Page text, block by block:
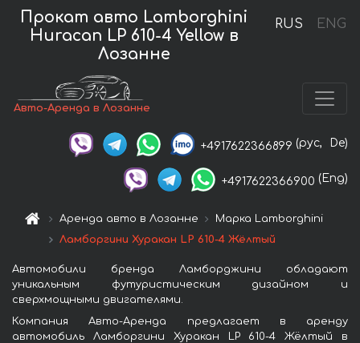
RUS ENG
Прокат авто Lamborghini
Huracan LP 610-4 Yellow в
Лозанне
Авто-Аренда в Лозанне
+4917622366899 (рус, De)
+4917622366900 (Eng)
Аренда авто в Лозанне
Марка Lamborghini
Ламборгини Хуракан LP 610-4 Жёлтый
Автомобили бренда Ламборджини обладают
уникальным футуристическим дизайном и
сверхмощными двигателями.
Компания Авто-Аренда предлагает в аренду
автомобиль Ламборгини Хуракан LP 610-4 Жёлтый в